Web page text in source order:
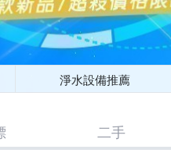
淨水設備推薦
二手